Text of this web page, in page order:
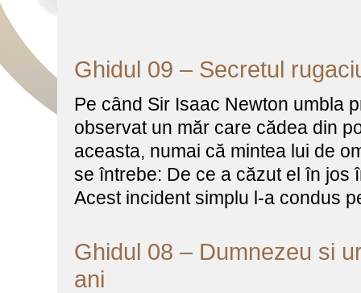
Ghidul 09 – Secretul
Pe când Sir Isaac Newton umbla
observat un măr care cădea din
aceasta, numai că mintea lui de
se întrebe: De ce a căzut el în jos
Acest incident simplu l-a condus
Ghidul 08 – Dumnezeu si
ani